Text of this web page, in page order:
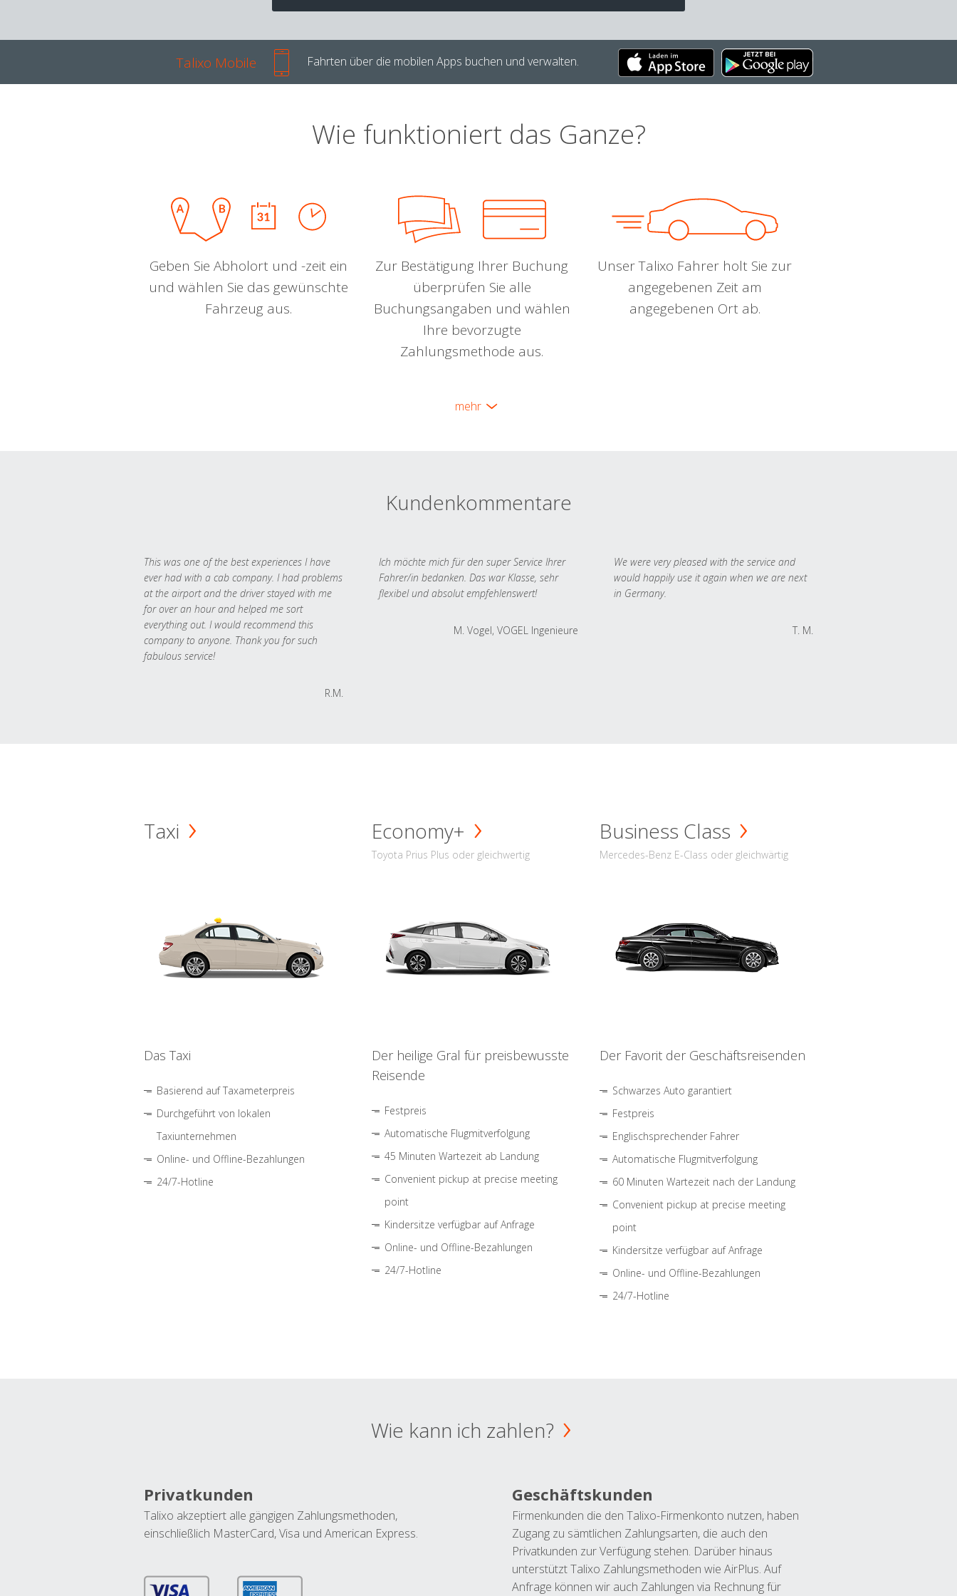
Talixo Mobile Fahrten über die mobilen Apps buchen und verwalten.
Wie funktioniert das Ganze?
Geben Sie Abholort und -zeit ein
und wählen Sie das gewünschte
Fahrzeug aus.
Zur Bestätigung Ihrer Buchung
überprüfen Sie alle
Buchungsangaben und wählen
Ihre bevorzugte
Zahlungsmethode aus.
Unser Talixo Fahrer holt Sie zur
angegebenen Zeit am
angegebenen Ort ab.
mehr
Kundenkommentare
This was one of the best experiences I have
ever had with a cab company. I had problems
at the airport and the driver stayed with me
for over an hour and helped me sort
everything out. I would recommend this
company to anyone. Thank you for such
fabulous service!
R.M.
Ich möchte mich für den super Service Ihrer
Fahrer/in bedanken. Das war Klasse, sehr
flexibel und absolut empfehlenswert!
M. Vogel, VOGEL Ingenieure
We were very pleased with the service and
would happily use it again when we are next
in Germany.
T. M.
Taxi
Das Taxi
Basierend auf Taxameterpreis
Durchgeführt von lokalen
Taxiunternehmen
Online- und Offline-Bezahlungen
24/7-Hotline
Economy+
Toyota Prius Plus oder gleichwertig
Der heilige Gral für preisbewusste
Reisende
Festpreis
Automatische Flugmitverfolgung
45 Minuten Wartezeit ab Landung
Convenient pickup at precise meeting
point
Kindersitze verfügbar auf Anfrage
Online- und Offline-Bezahlungen
24/7-Hotline
Business Class
Mercedes-Benz E-Class oder gleichwärtig
Der Favorit der Geschäftsreisenden
Schwarzes Auto garantiert
Festpreis
Englischsprechender Fahrer
Automatische Flugmitverfolgung
60 Minuten Wartezeit nach der Landung
Convenient pickup at precise meeting
point
Kindersitze verfügbar auf Anfrage
Online- und Offline-Bezahlungen
24/7-Hotline
Wie kann ich zahlen?
Privatkunden
Talixo akzeptiert alle gängigen Zahlungsmethoden,
einschließlich MasterCard, Visa und American Express.
Geschäftskunden
Firmenkunden die den Talixo-Firmenkonto nutzen, haben
Zugang zu sämtlichen Zahlungsarten, die auch den
Privatkunden zur Verfügung stehen. Darüber hinaus
unterstützt Talixo Zahlungsmethoden wie AirPlus. Auf
Anfrage können wir auch Zahlungen via Rechnung für